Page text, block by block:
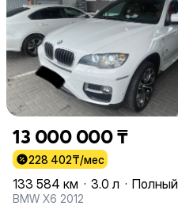
13 000 000 ₸
228 402₸/мес
133 584 км · 3.0 л · Полный
BMW X6 2012